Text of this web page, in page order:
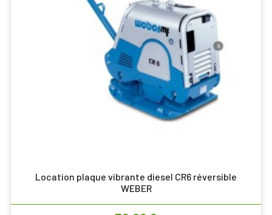
Location plaque vibrante diesel CR6 réversible
WEBER